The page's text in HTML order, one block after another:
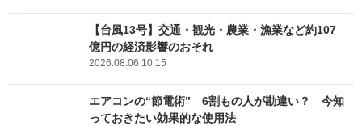
【台風13号】交通・観光・農業・漁業など約107
億円の経済影響のおそれ
2026.08.06 10:15
エアコンの“節電術” 6割もの人が勘違い？ 今知
っておきたい効果的な使用法